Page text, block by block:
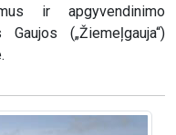
ir apgyvendinimo
(„Žiemeļgauja“)